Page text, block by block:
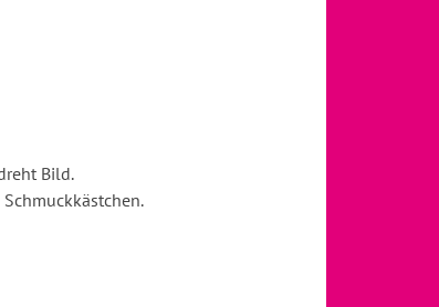
Bild.